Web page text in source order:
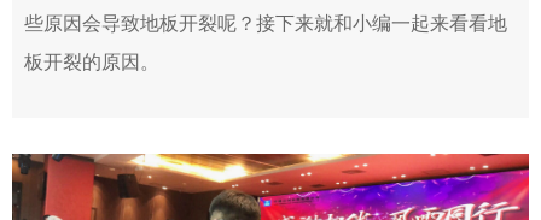
些原因会导致地板开裂呢？接下来就和小编一起来看看地
板开裂的原因。